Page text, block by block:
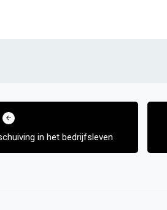
in het bedrijfsleven